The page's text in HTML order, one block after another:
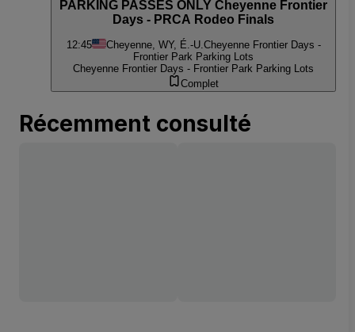
PARKING PASSES ONLY Cheyenne Frontier
Days - PRCA Rodeo Finals
12:45 Cheyenne, WY, É.-U.Cheyenne Frontier Days -
Frontier Park Parking Lots
Cheyenne Frontier Days - Frontier Park Parking Lots
Complet
Récemment consulté